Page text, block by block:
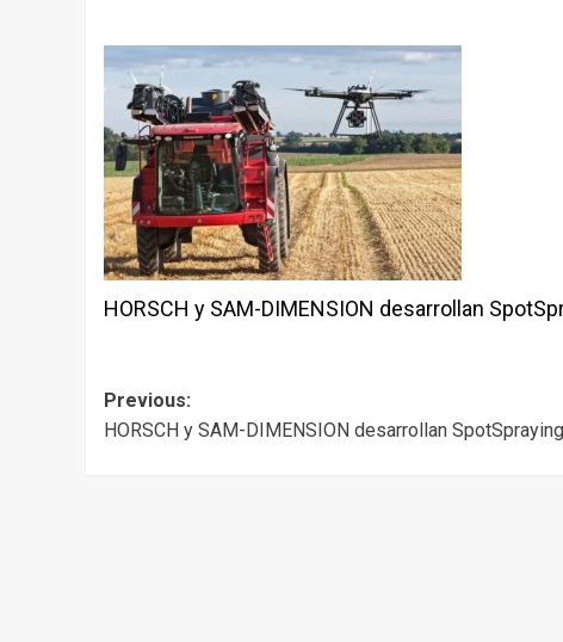
HORSCH y SAM-DIMENSION desarrollan
Post
navigation
Previous:
HORSCH y SAM-DIMENSION desarrollan SpotSpraying